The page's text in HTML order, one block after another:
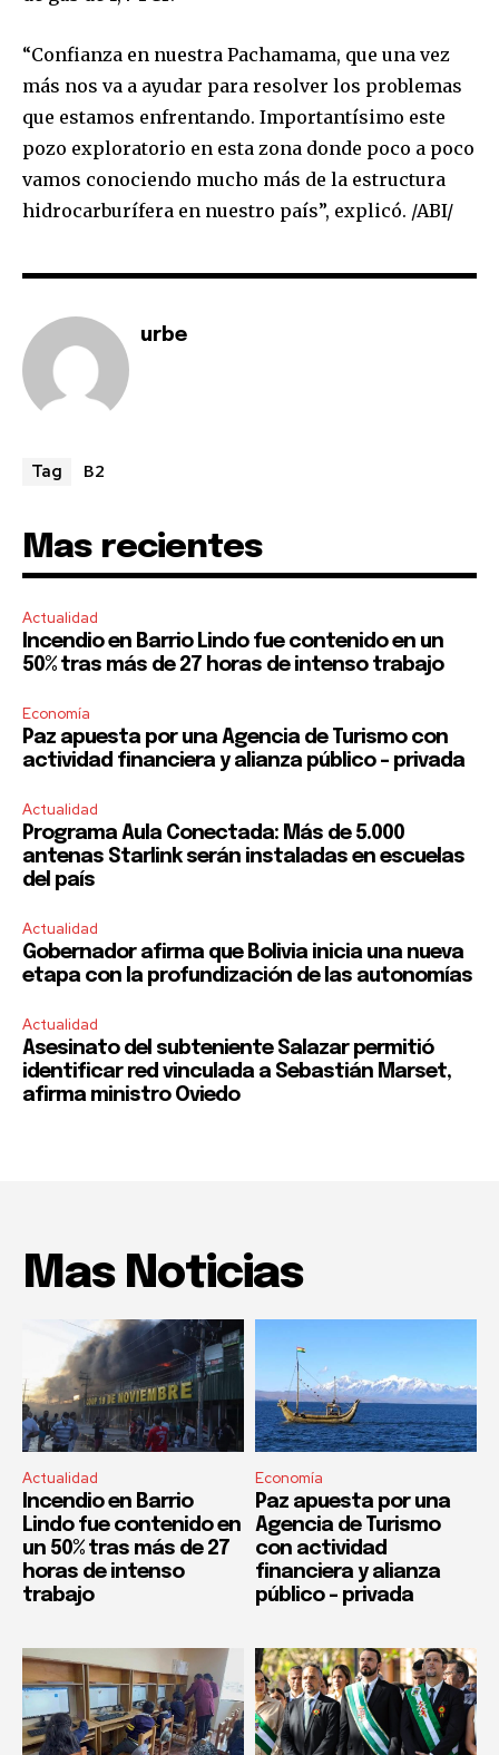
SUBSCRIBE
I've read and accept the Privacy Policy
“Confianza en nuestra Pachamama, que una vez
más nos va a ayudar para resolver los problemas
que estamos enfrentando. Importantísimo este
pozo exploratorio en esta zona donde poco a poco
vamos conociendo mucho más de la estructura
hidrocarburífera en nuestro país”, explicó. /ABI/
urbe
Tag B2
Mas recientes
Actualidad
Incendio en Barrio Lindo fue contenido en un
50% tras más de 27 horas de intenso trabajo
Economía
Paz apuesta por una Agencia de Turismo con
actividad financiera y alianza público – privada
Actualidad
Programa Aula Conectada: Más de 5.000
antenas Starlink serán instaladas en escuelas
del país
Actualidad
Gobernador afirma que Bolivia inicia una nueva
etapa con la profundización de las autonomías
Actualidad
Asesinato del subteniente Salazar permitió
identificar red vinculada a Sebastián Marset,
afirma ministro Oviedo
Mas Noticias
Actualidad
Incendio en Barrio
Lindo fue contenido en
un 50% tras más de 27
horas de intenso
trabajo
Economía
Paz apuesta por una
Agencia de Turismo
con actividad
financiera y alianza
público – privada